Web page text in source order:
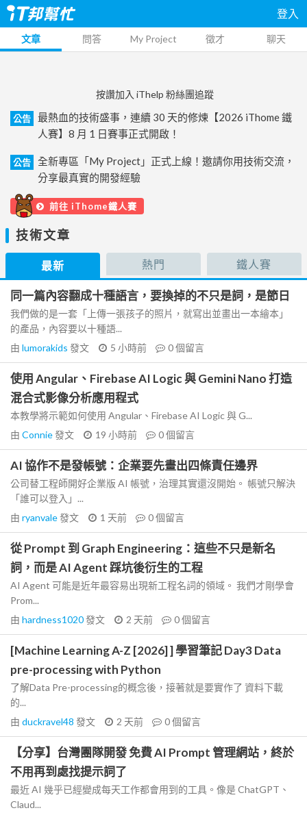
登入
文章 問答 My Project 徵才 聊天
按讚加入 iThelp 粉絲團追蹤
公告
最熱血的技術盛事，連續 30 天的修煉【2026 iThome 鐵
人賽】8 月 1 日賽事正式開啟！
公告
全新專區「My Project」正式上線！邀請你用技術交流，
分享最真實的開發經驗
前往 iThome鐵人賽
技術文章
最新 熱門 鐵人賽
同一篇內容翻成十種語言，要換掉的不只是詞，是節日
我們做的是一套「上傳一張孩子的照片，就寫出並畫出一本繪本」
的產品，內容要以十種語...
由 lumorakids 發文 5 小時前 0個留言
使用 Angular、Firebase AI Logic 與 Gemini Nano 打造
混合式影像分析應用程式
本教學將示範如何使用 Angular、Firebase AI Logic 與 G...
由 Connie發文 19 小時前 0個留言
AI 協作不是發帳號：企業要先畫出四條責任邊界
公司替工程師開好企業版 AI 帳號，治理其實還沒開始。 帳號只解決
「誰可以登入」...
由 ryanvale發文 1 天前 0個留言
從 Prompt 到 Graph Engineering：這些不只是新名
詞，而是 AI Agent 踩坑後衍生的工程
AI Agent 可能是近年最容易出現新工程名詞的領域。 我們才剛學會
Prom...
由 hardness1020發文 2 天前 0個留言
[Machine Learning A-Z [2026] ] 學習筆記 Day3 Data
pre-processing with Python
了解Data Pre-processing的概念後，接著就是要實作了 資料下載
的...
由 duckravel48 發文 2 天前 0個留言
【分享】台灣團隊開發 免費 AI Prompt 管理網站，終於
不用再到處找提示詞了
最近 AI 幾乎已經變成每天工作都會用到的工具。像是 ChatGPT、
Claud...